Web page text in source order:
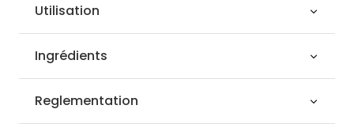
Utilisation
Ingrédients
Reglementation